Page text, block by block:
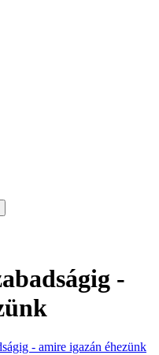
-
- amire igazán éhezünk